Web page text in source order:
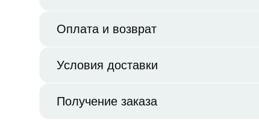
Оплата и возврат
Условия доставки
Получение заказа